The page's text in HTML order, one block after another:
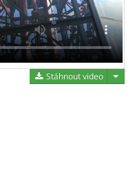
Stáhnout video